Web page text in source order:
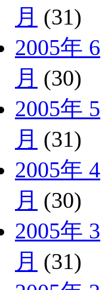
月 (31)
2005年 6
月 (30)
2005年 5
月 (31)
2005年 4
月 (30)
2005年 3
月 (31)